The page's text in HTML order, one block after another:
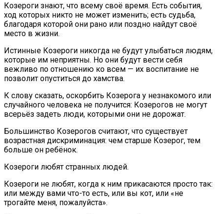
Козероги знают, что всему своё время. Есть события,
ход которых никто не может изменить; есть судьба,
благодаря которой они рано или поздно найдут своё
место в жизни.
Истинные Козероги никогда не будут улыбаться людям,
которые им неприятны. Но они будут вести себя
вежливо по отношению ко всем — их воспитание не
позволит опуститься до хамства.
К слову сказать, оскорбить Козерога у незнакомого или
случайного человека не получится: Козерогов не могут
всерьёз задеть люди, которыми они не дорожат.
Большинство Козерогов считают, что существует
возрастная дискриминация: чем старше Козерог, тем
больше он ребёнок.
Козероги любят странных людей.
Козероги не любят, когда к ним прикасаются просто так:
или между вами что-то есть, или вы кот, или «не
трогайте меня, пожалуйста».